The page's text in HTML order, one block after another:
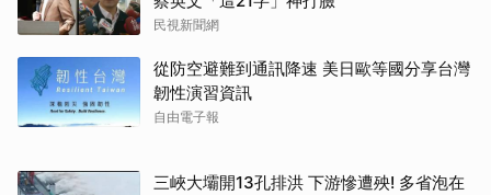
民視新聞網
從防空避難到通訊降速 美日歐等國分享台灣
韌性演習資訊
自由電子報
三峽大壩開13孔排洪 下游慘遭殃! 多省泡在